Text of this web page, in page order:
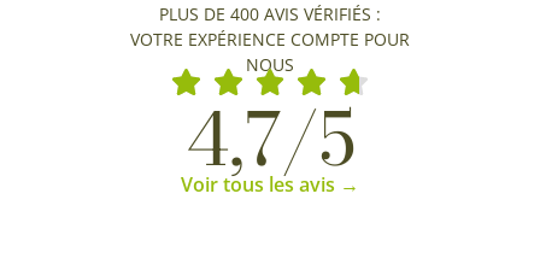
PLUS DE 400 AVIS VÉRIFIÉS :
VOTRE EXPÉRIENCE COMPTE POUR
NOUS
4,7/5
Voir tous les avis →